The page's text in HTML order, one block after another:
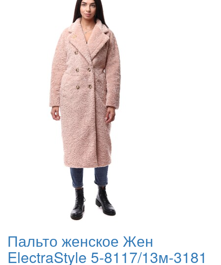
Пальто женское Жен
ElectraStyle 5-8117/13м-3181